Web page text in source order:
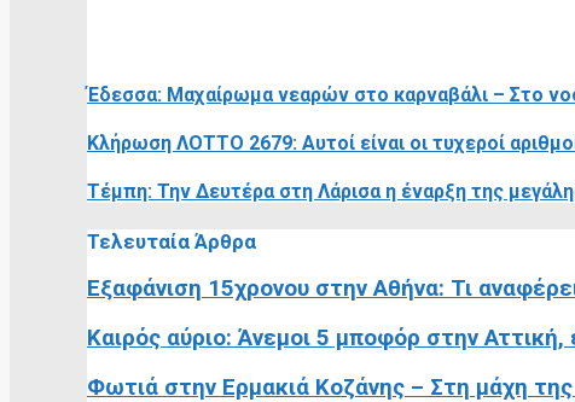
Έδεσσα: Μαχαίρωμα νεαρών στο καρναβάλι – Στο
Κλήρωση ΛΟΤΤΟ 2679: Αυτοί είναι οι τυχεροί
Τέμπη: Την Δευτέρα στη Λάρισα η έναρξη της
Τελευταία Άρθρα
Εξαφάνιση 15χρονου στην Αθήνα: Τι
Καιρός αύριο: Άνεμοι 5 μποφόρ στην
Φωτιά στην Ερμακιά Κοζάνης – Στη μάχη